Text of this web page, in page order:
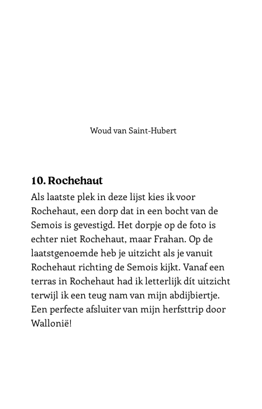
Woud van Saint-Hubert
10. Rochehaut
Als laatste plek in deze lijst kies ik voor
Rochehaut, een dorp dat in een bocht van de
Semois is gevestigd. Het dorpje op de foto is
echter niet Rochehaut, maar Frahan. Op de
laatstgenoemde heb je uitzicht als je vanuit
Rochehaut richting de Semois kijkt. Vanaf een
terras in Rochehaut had ik letterlijk dít uitzicht
terwijl ik een teug nam van mijn abdijbiertje.
Een perfecte afsluiter van mijn herfsttrip door
Wallonië!